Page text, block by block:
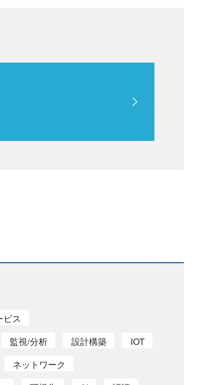
ビス
監視/分析 設計構築
IOT
ネットワーク